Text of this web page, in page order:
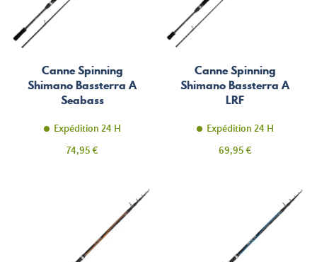
Canne Spinning
Shimano Bassterra A
Seabass
Expédition 24 H
Prix
74,95 €
Canne Spinning
Shimano Bassterra A
LRF
Expédition 24 H
Prix
69,95 €